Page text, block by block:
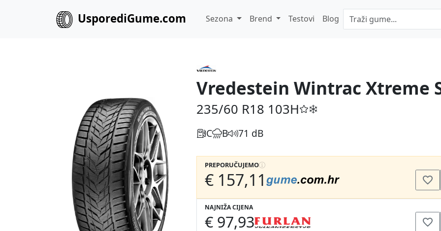
UsporediGume.com Sezona Brend Testovi Blog
Vredestein Wintrac Xtreme
235/60 R18 103H
C B 71 dB
PREPORUČUJEMO
€ 157,11
NAJNIŽA CIJENA
€ 97,93